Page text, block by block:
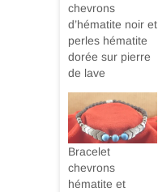
chevrons
d’hématite noir et
perles hématite
dorée sur pierre
de lave
Bracelet
chevrons
hématite et